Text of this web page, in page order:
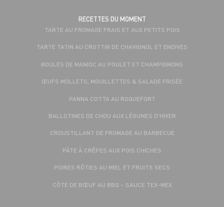
RECETTES DU MOMENT
TARTE AU FROMAGE FRAIS ET AUX PETITS POIS
TARTE TATIN AU CROTTIN DE CHAVIGNOL ET ENDIVES
BOULES DE MANIOC AU POULET ET CHAMPIGNONS
ŒUFS MOLLETS, MOUILLETTES & SALADE FRISÉE
PANNA COTTA AU ROQUEFORT
BALLOTINES DE CHOU AUX LÉGUMES D'HIVER
CROUSTILLANT DE FROMAGE AU BARBECUE
PÂTE À CRÊPES AUX POIS CHICHES
POIRES RÔTIES AU MIEL ET FRUITS SECS
CÔTE DE BŒUF AU BBQ – SAUCE TEX-MEX